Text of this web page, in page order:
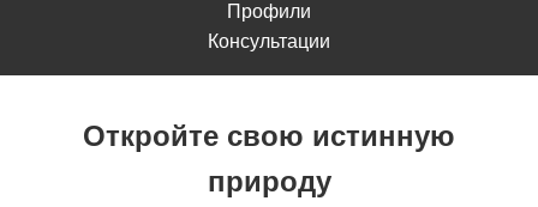
Профили
Консультации
Откройте свою истинную
природу